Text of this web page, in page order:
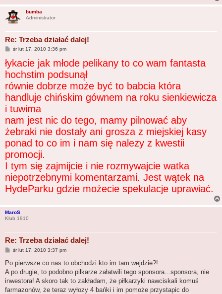
bumba
Administrator
Re: Trzeba działać dalej!
P
s
t
śr lut 17, 2010 3:36 pm
łykacie jak młode pelikany to co wam fantasta
hochstim podsunął
równie dobrze może być to babcia która
handluje chińskim gównem na roku sienkiewicza
i tuwima
nam jest nic do tego, mamy pilnować aby
żebraki nie dostały ani grosza z miejskiej kasy
ponad to co im i nam się nalezy z kwestii
promocji.
I tym się zajmijcie i nie rozmywajcie watka
niepotrzebnymi komentarzami. Jest wątek na
HydeParku gdzie możecie spekulacje uprawiać.
MaroS
Klub 1910
Re: Trzeba działać dalej!
P
s
śr lut 17, 2010 3:37 pm
Po pierwsze co nas to obchodzi kto im tam wejdzie?!
A po drugie, to podobno piłkarze załatwili tego sponsora...sponsora, nie
inwestora! A skoro tak to zakładam, że piłkarzyki nawciskali komuś
farmazonów, że teraz wyłozy 4 bańki i im pomoże przystapic do